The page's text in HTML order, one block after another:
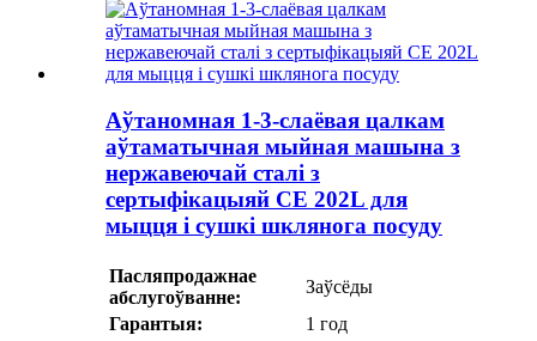
Аўтаномная 1-3-слаёвая цалкам
аўтаматычная мыйная машына з
нержавеючай сталі з
сертыфікацыяй CE 202L для
мыцця і сушкі шклянога посуду
Пасляпродажнае
абслугоўванне:
Заўсёды
Гарантыя:
1 год